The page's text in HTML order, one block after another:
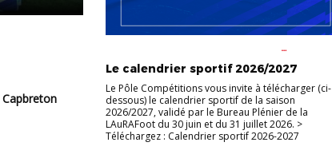
Le calendrier sportif 2026/2027
Le Pôle Compétitions vous invite à télécharger (ci-
dessous) le calendrier sportif de la saison
2026/2027, validé par le Bureau Plénier de la
LAuRAFoot du 30 juin et du 31 juillet 2026. >
Téléchargez : Calendrier sportif 2026-2027